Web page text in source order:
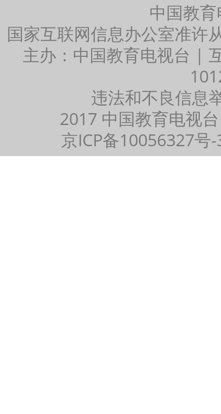
中国教
国家互联网信息办公室准许
主办：中国教育电视台 |
违法和不良信息
2017 中国教育电视
京ICP备10056327号